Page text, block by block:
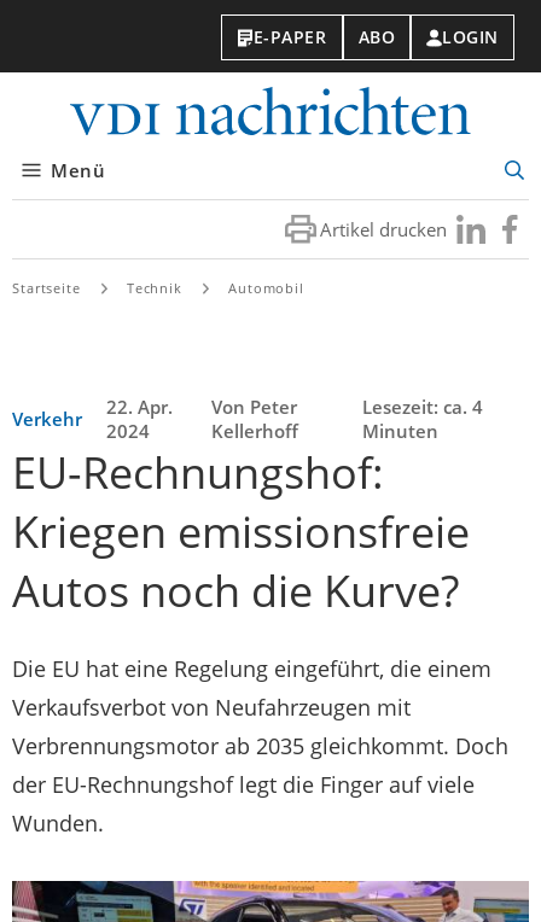
E-PAPER ABO LOGIN
Menü
Artikel drucken Besuchen
Sie
Sie
Startseite Technik Automobil
Verkehr
22. Apr.
2024
Von Peter
Kellerhoff
Lesezeit: ca. 4
Minuten
EU-Rechnungshof:
Kriegen emissionsfreie
Autos noch die Kurve?
Die EU hat eine Regelung eingeführt, die einem
Verkaufsverbot von Neufahrzeugen mit
Verbrennungsmotor ab 2035 gleichkommt. Doch
der EU-Rechnungshof legt die Finger auf viele
Wunden.